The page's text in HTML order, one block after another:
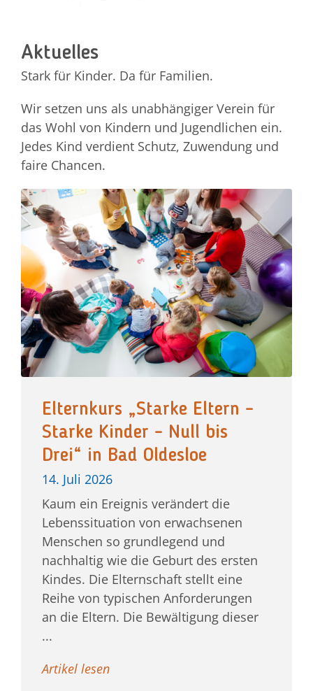
Aktuelles
Stark für Kinder. Da für Familien.
Wir setzen uns als unabhängiger Verein für
das Wohl von Kindern und Jugendlichen ein.
Jedes Kind verdient Schutz, Zuwendung und
faire Chancen.
Elternkurs „Starke Eltern –
Starke Kinder – Null bis
Drei“ in Bad Oldesloe
14. Juli 2026
Kaum ein Ereignis verändert die
Lebenssituation von erwachsenen
Menschen so grundlegend und
nachhaltig wie die Geburt des ersten
Kindes. Die Elternschaft stellt eine
Reihe von typischen Anforderungen
an die Eltern. Die Bewältigung dieser
...
Artikel lesen